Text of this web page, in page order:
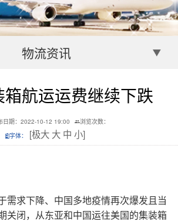
物流资讯
箱航运运费继续下跌
日期：2022-10-12 19:00
浏览次数：
字体：
[极大 大 中 小]
求下降、中国多地疫情再次爆发且当
关闭，从东亚和中国运往美国的集装箱